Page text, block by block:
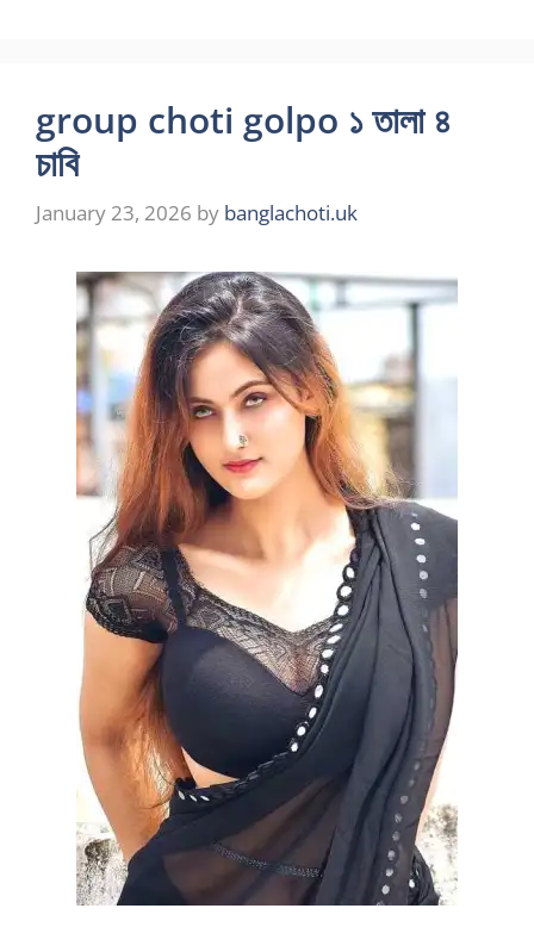
group choti golpo ১ তালা ৪
চাবি
January 23, 2026 by banglachoti.uk